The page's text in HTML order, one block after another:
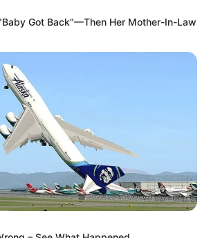
Got Back"—Then Her Mother-In-Law